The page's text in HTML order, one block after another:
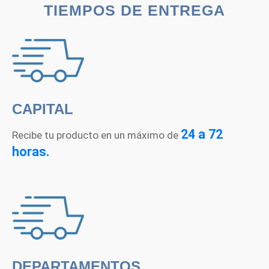
TIEMPOS DE ENTREGA
CAPITAL
Recibe tu producto en un máximo de 24 a 72
horas.